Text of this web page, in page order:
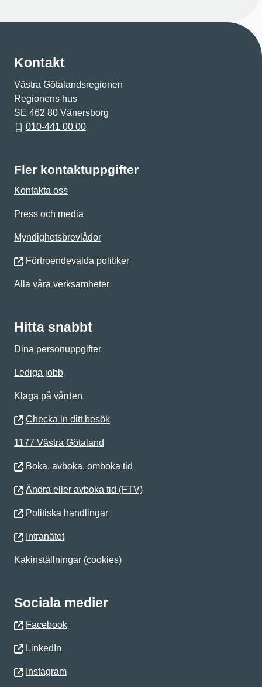
Kontakt
Västra Götalandsregionen
Regionens hus
SE 462 80 Vänersborg
010-441 00 00
Fler kontaktuppgifter
Kontakta oss
Press och media
Myndighetsbrevlådor
Förtroendevalda politiker
Alla våra verksamheter
Hitta snabbt
Dina personuppgifter
Lediga jobb
Klaga på vården
Checka in ditt besök
1177 Västra Götaland
Boka, avboka, omboka tid
Ändra eller avboka tid (FTV)
Politiska handlingar
Intranätet
Kakinställningar (cookies)
Sociala medier
Facebook
LinkedIn
Instagram